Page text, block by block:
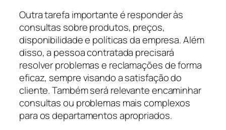
Outra tarefa importante é responder às
consultas sobre produtos, preços,
disponibilidade e políticas da empresa. Além
disso, a pessoa contratada precisará
resolver problemas e reclamações de forma
eficaz, sempre visando a satisfação do
cliente. Também será relevante encaminhar
consultas ou problemas mais complexos
para os departamentos apropriados.